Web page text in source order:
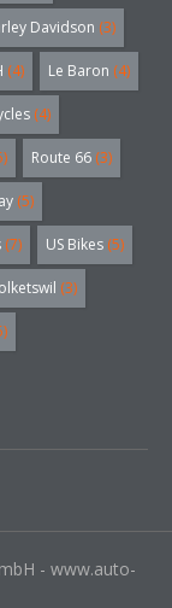
Davidson (3)
(4) Le Baron (4)
(4)
Route 66 (3)
(5)
(7) US Bikes (5)
(3)
- www.auto-